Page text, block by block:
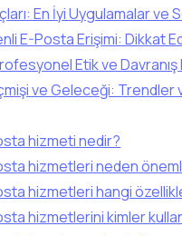
En İyi Uygulamalar ve
E-Posta Erişimi: Dikkat
Etik ve Davranış
ve Geleceği: Trendler
hizmeti nedir?
hizmetleri neden
hizmetleri hangi
hizmetlerini kimler